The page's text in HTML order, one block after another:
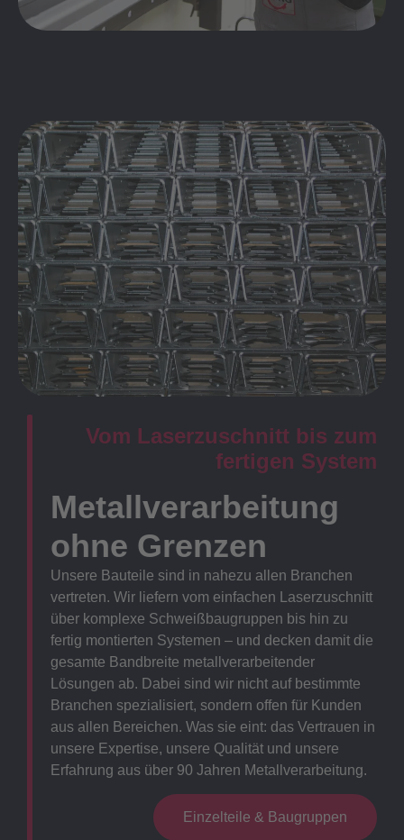
Vom Laserzuschnitt bis zum
fertigen System
Metallverarbeitung
ohne Grenzen
Unsere Bauteile sind in nahezu allen Branchen
vertreten. Wir liefern vom einfachen Laserzuschnitt
über komplexe Schweißbaugruppen bis hin zu
fertig montierten Systemen – und decken damit die
gesamte Bandbreite metallverarbeitender
Lösungen ab. Dabei sind wir nicht auf bestimmte
Branchen spezialisiert, sondern offen für Kunden
aus allen Bereichen. Was sie eint: das Vertrauen in
unsere Expertise, unsere Qualität und unsere
Erfahrung aus über 90 Jahren Metallverarbeitung.
Einzelteile & Baugruppen